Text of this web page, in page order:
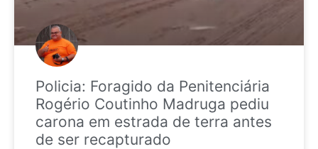
Policia: Foragido da Penitenciária
Rogério Coutinho Madruga pediu
carona em estrada de terra antes
de ser recapturado